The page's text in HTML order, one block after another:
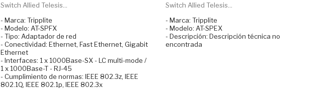
Switch Allied Telesis...
- Marca: Tripplite
- Modelo: AT-SPFX
- Tipo: Adaptador de red
- Conectividad: Ethernet, Fast Ethernet, Gigabit
Ethernet
- Interfaces: 1 x 1000Base-SX - LC multi-mode /
1 x 1000Base-T - RJ-45
- Cumplimiento de normas: IEEE 802.3z, IEEE
802.1Q, IEEE 802.1p, IEEE 802.3x
Switch Allied Telesis...
- Marca: Tripplite
- Modelo: AT-SPEX
- Descripción: Descripción técnica no
encontrada